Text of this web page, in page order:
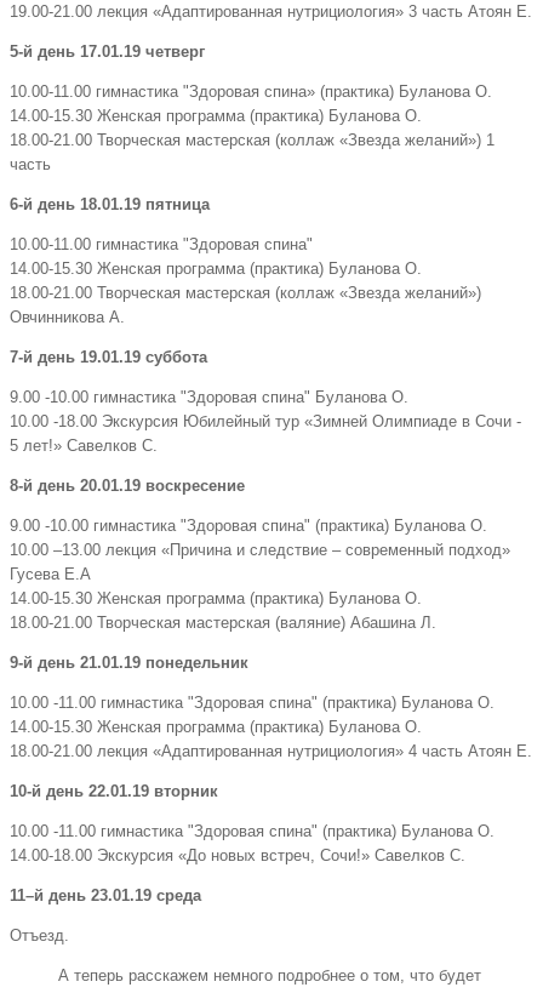
19.00-21.00 лекция «Адаптированная нутрициология» 3 часть Атоян Е.
5-й день 17.01.19 четверг
10.00-11.00 гимнастика "Здоровая спина» (практика) Буланова О.
14.00-15.30 Женская программа (практика) Буланова О.
18.00-21.00 Творческая мастерская (коллаж «Звезда желаний») 1
часть
6-й день 18.01.19 пятница
10.00-11.00 гимнастика "Здоровая спина"
14.00-15.30 Женская программа (практика) Буланова О.
18.00-21.00 Творческая мастерская (коллаж «Звезда желаний»)
Овчинникова А.
7-й день 19.01.19 суббота
9.00 -10.00 гимнастика "Здоровая спина" Буланова О.
10.00 -18.00 Экскурсия Юбилейный тур «Зимней Олимпиаде в Сочи -
5 лет!» Савелков С.
8-й день 20.01.19 воскресение
9.00 -10.00 гимнастика "Здоровая спина" (практика) Буланова О.
10.00 –13.00 лекция «Причина и следствие – современный подход»
Гусева Е.А
14.00-15.30 Женская программа (практика) Буланова О.
18.00-21.00 Творческая мастерская (валяние) Абашина Л.
9-й день 21.01.19 понедельник
10.00 -11.00 гимнастика "Здоровая спина" (практика) Буланова О.
14.00-15.30 Женская программа (практика) Буланова О.
18.00-21.00 лекция «Адаптированная нутрициология» 4 часть Атоян Е.
10-й день 22.01.19 вторник
10.00 -11.00 гимнастика "Здоровая спина" (практика) Буланова О.
14.00-18.00 Экскурсия «До новых встреч, Сочи!» Савелков С.
11–й день 23.01.19 среда
Отъезд.
А теперь расскажем немного подробнее о том, что будет